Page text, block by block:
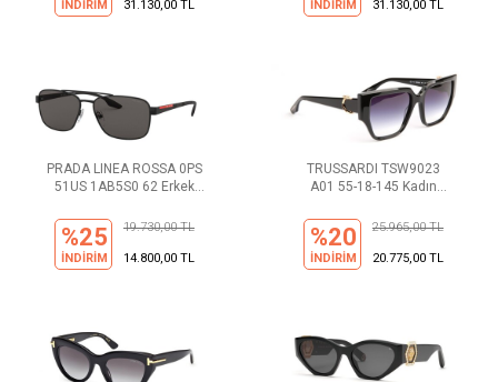
İNDİRİM 31.130,00 TL İNDİRİM 31.130,00 TL
PRADA LINEA ROSSA 0PS
51US 1AB5S0 62 Erkek
%25
İNDİRİM
19.730,00 TL
14.800,00 TL
TRUSSARDI TSW9023
A01 55-18-145 Kadın
%20
İNDİRİM
25.965,00 TL
20.775,00 TL